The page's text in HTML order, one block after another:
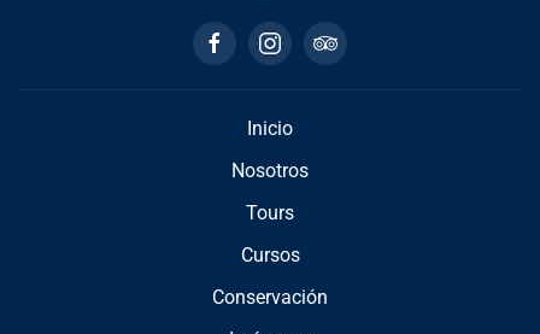
Inicio
Nosotros
Tours
Cursos
Conservación